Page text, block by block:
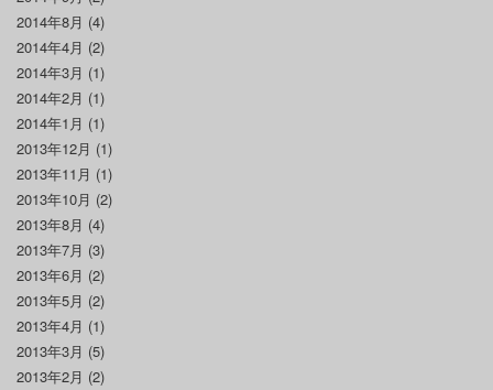
2014年8月 (4)
2014年4月 (2)
2014年3月 (1)
2014年2月 (1)
2014年1月 (1)
2013年12月 (1)
2013年11月 (1)
2013年10月 (2)
2013年8月 (4)
2013年7月 (3)
2013年6月 (2)
2013年5月 (2)
2013年4月 (1)
2013年3月 (5)
2013年2月 (2)